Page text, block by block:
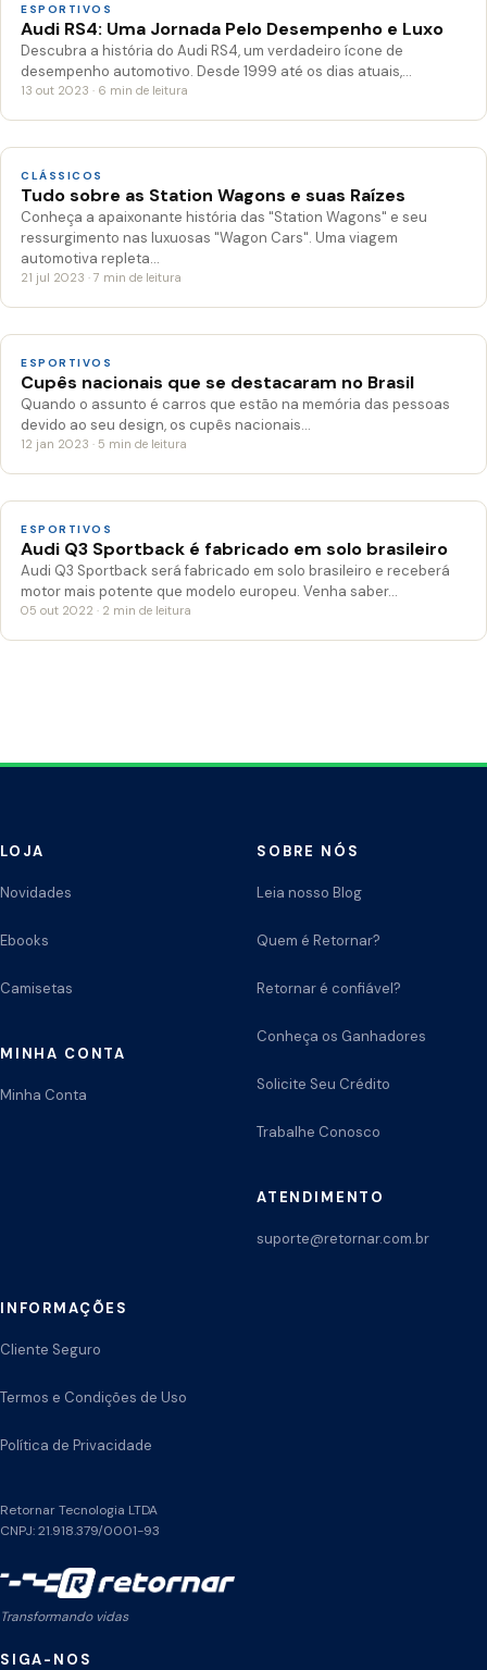
ESPORTIVOS
Audi RS4: Uma Jornada Pelo Desempenho e Luxo
Descubra a história do Audi RS4, um verdadeiro ícone de
desempenho automotivo. Desde 1999 até os dias atuais,…
13 out 2023 · 6 min de leitura
CLÁSSICOS
Tudo sobre as Station Wagons e suas Raízes
Conheça a apaixonante história das "Station Wagons" e seu
ressurgimento nas luxuosas "Wagon Cars". Uma viagem
automotiva repleta…
21 jul 2023 · 7 min de leitura
ESPORTIVOS
Cupês nacionais que se destacaram no Brasil
Quando o assunto é carros que estão na memória das pessoas
devido ao seu design, os cupês nacionais…
12 jan 2023 · 5 min de leitura
ESPORTIVOS
Audi Q3 Sportback é fabricado em solo brasileiro
Audi Q3 Sportback será fabricado em solo brasileiro e receberá
motor mais potente que modelo europeu. Venha saber…
05 out 2022 · 2 min de leitura
LOJA
Novidades
Ebooks
Camisetas
MINHA CONTA
Minha Conta
SOBRE NÓS
Leia nosso Blog
Quem é Retornar?
Retornar é confiável?
Conheça os Ganhadores
Solicite Seu Crédito
Trabalhe Conosco
ATENDIMENTO
suporte@retornar.com.br
INFORMAÇÕES
Cliente Seguro
Termos e Condições de Uso
Política de Privacidade
Retornar Tecnologia LTDA
CNPJ: 21.918.379/0001-93
Transformando vidas
SIGA-NOS